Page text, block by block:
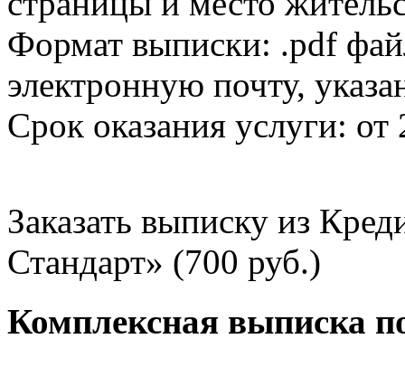
Формат выписки: .pdf
электронную почту,
Срок оказания услуги: от
Заказать выписку из
Стандарт» (700 руб.)
Комплексная выписка